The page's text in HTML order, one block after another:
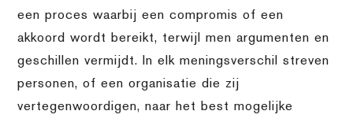
een proces waarbij een compromis of een
akkoord wordt bereikt, terwijl men argumenten en
geschillen vermijdt. In elk meningsverschil streven
personen, of een organisatie die zij
vertegenwoordigen, naar het best mogelijke